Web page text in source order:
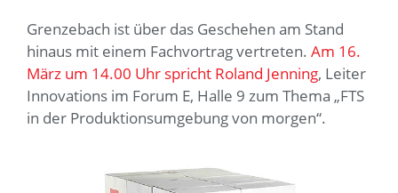
Grenzebach ist über das Geschehen am Stand
hinaus mit einem Fachvortrag vertreten. Am 16.
März um 14.00 Uhr spricht Roland Jenning, Leiter
Innovations im Forum E, Halle 9 zum Thema „FTS
in der Produktionsumgebung von morgen“.